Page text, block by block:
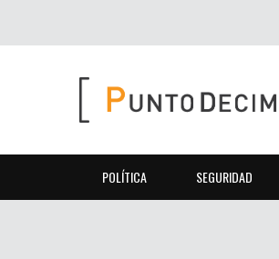
POLÍTICA SEGURIDAD